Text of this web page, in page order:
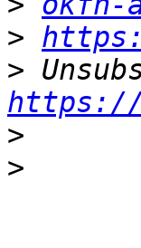
>
>
https://
>
>